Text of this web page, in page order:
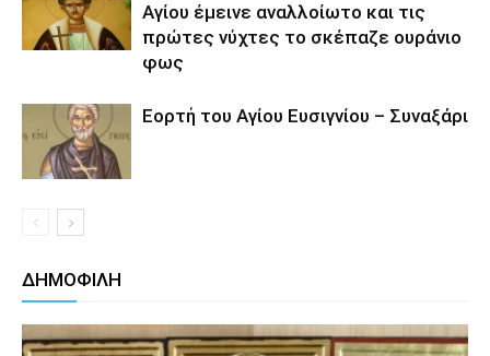
Αγίου έμεινε αναλλοίωτο και τις
πρώτες νύχτες το σκέπαζε ουράνιο
φως
Εορτή του Αγίου Ευσιγνίου – Συναξάρι
ΔΗΜΟΦΙΛΗ